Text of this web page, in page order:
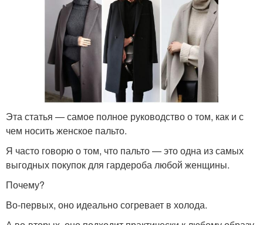
Эта статья — самое полное руководство о том, как и с
чем носить женское пальто.
Я часто говорю о том, что пальто — это одна из самых
выгодных покупок для гардероба любой женщины.
Почему?
Во-первых, оно идеально согревает в холода.